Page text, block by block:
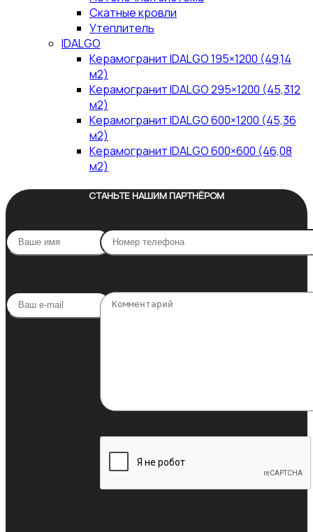
Скатные кровли
Утеплитель
IDALGO
Керамогранит IDALGO 195×1200 (49,14
м2)
Керамогранит IDALGO 295×1200 (45,312
м2)
Керамогранит IDALGO 600×1200 (45,36
м2)
Керамогранит IDALGO 600×600 (46,08
м2)
СТАНЬТЕ НАШИМ ПАРТНЁРОМ